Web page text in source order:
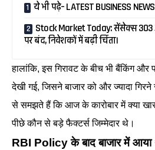
ये भी पढ़े– LATEST BUSINESS NEWS
Stock Market Today: सेंसेक्स 303
पर बंद, निवेशकों में बढ़ी चिंता।
हालांकि, इस गिरावट के बीच भी बैंकिंग
देखी गई, जिसने बाजार को और ज्यादा
से समझते हैं कि आज के कारोबार में क्या
पीछे कौन से बड़े फैक्टर्स जिम्मेदार थे।
RBI Policy के बाद बाजार में आया